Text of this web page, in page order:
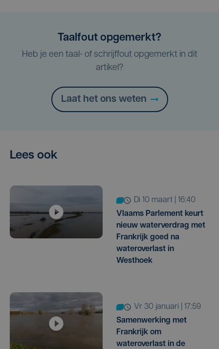
Taalfout opgemerkt?
Heb je een taal- of schrijffout opgemerkt in dit
artikel?
Laat het ons weten
Lees ook
di 10 maart | 16:40
Vlaams Parlement keurt
nieuw waterverdrag met
Frankrijk goed na
wateroverlast in
Westhoek
vr 30 januari | 17:59
Samenwerking met
Frankrijk om
wateroverlast in de